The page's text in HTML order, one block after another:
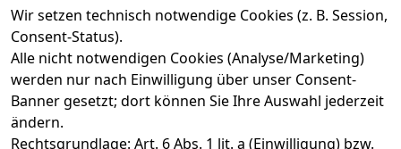
Wir setzen technisch notwendige Cookies (z. B. Session,
Consent-Status).
Alle nicht notwendigen Cookies (Analyse/Marketing)
werden nur nach Einwilligung über unser Consent-
Banner gesetzt; dort können Sie Ihre Auswahl jederzeit
ändern.
Rechtsgrundlage: Art. 6 Abs. 1 lit. a (Einwilligung) bzw.